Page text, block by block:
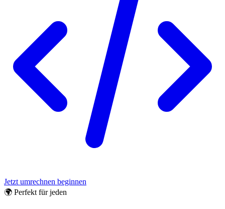
Jetzt umrechnen beginnen
🌍 Perfekt für jeden